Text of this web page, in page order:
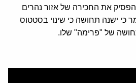
את החכירה של אזור נהרים
שנים ואומר כי ישנה תחושה כי שינוי בסטטוס
של "פרימה" שלו.